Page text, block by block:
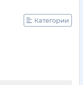
Категории